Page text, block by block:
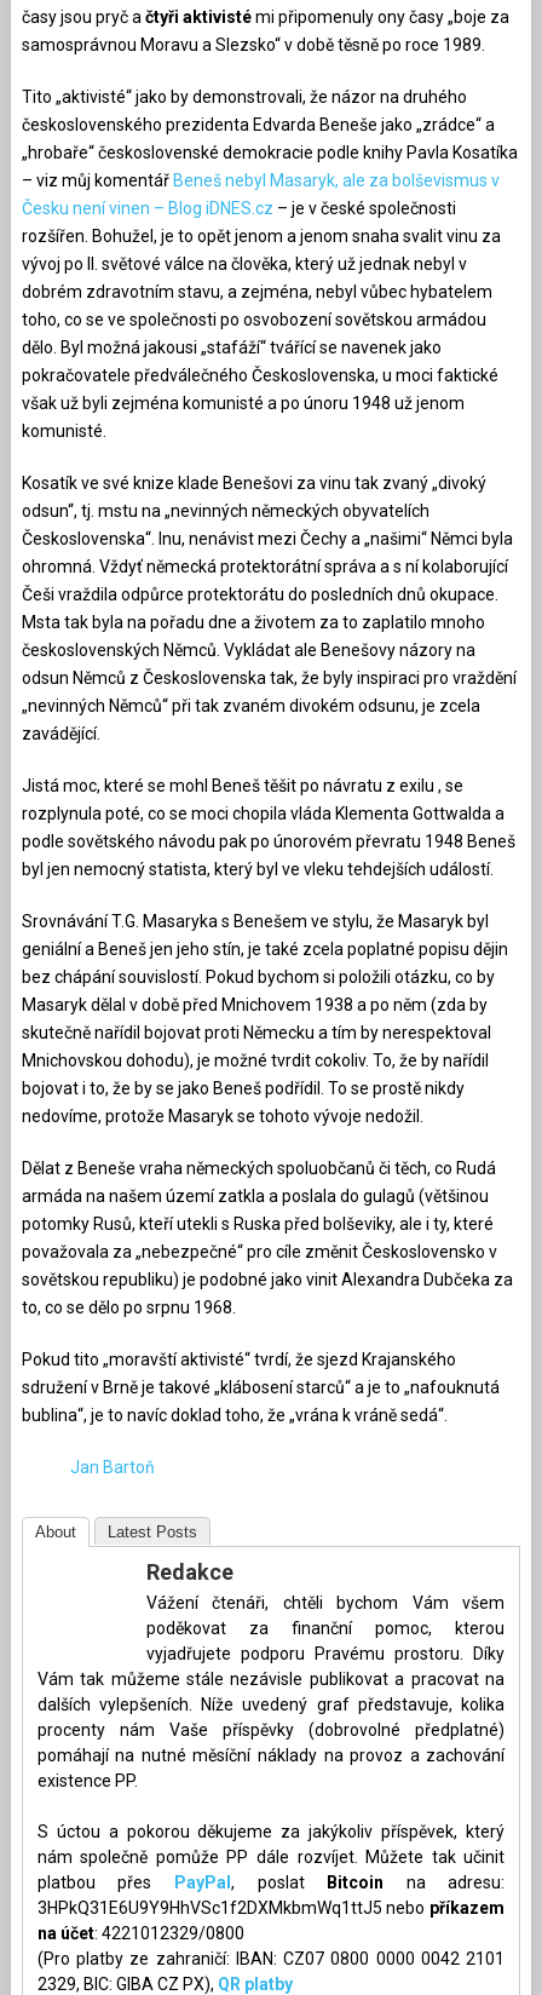
časy jsou pryč a čtyři aktivistémi připomenuly ony časy „boje za
samosprávnou Moravu a Slezsko“ v době těsně po roce 1989.
Tito „aktivisté“ jako by demonstrovali, že názor na druhého
československého prezidenta Edvarda Beneše jako „zrádce“ a
„hrobaře“ československé demokracie podle knihy Pavla Kosatíka
– viz můj komentář Beneš nebyl Masaryk, ale za bolševismus v
Česku není vinen – Blog iDNES.cz – je v české společnosti
rozšířen. Bohužel, je to opět jenom a jenom snaha svalit vinu za
vývoj po II. světové válce na člověka, který už jednak nebyl v
dobrém zdravotním stavu, a zejména, nebyl vůbec hybatelem
toho, co se ve společnosti po osvobození sovětskou armádou
dělo. Byl možná jakousi „stafáží“ tvářící se navenek jako
pokračovatele předválečného Československa, u moci faktické
však už byli zejména komunisté a po únoru 1948 už jenom
komunisté.
Kosatík ve své knize klade Benešovi za vinu tak zvaný „divoký
odsun“, tj. mstu na „nevinných německých obyvatelích
Československa“. Inu, nenávist mezi Čechy a „našimi“ Němci byla
ohromná. Vždyť německá protektorátní správa a s ní kolaborující
Češi vraždila odpůrce protektorátu do posledních dnů okupace.
Msta tak byla na pořadu dne a životem za to zaplatilo mnoho
československých Němců. Vykládat ale Benešovy názory na
odsun Němců z Československa tak, že byly inspiraci pro vraždění
„nevinných Němců“ při tak zvaném divokém odsunu, je zcela
zavádějící.
Jistá moc, které se mohl Beneš těšit po návratu z exilu , se
rozplynula poté, co se moci chopila vláda Klementa Gottwalda a
podle sovětského návodu pak po únorovém převratu 1948 Beneš
byl jen nemocný statista, který byl ve vleku tehdejších událostí.
Srovnávání T.G. Masaryka s Benešem ve stylu, že Masaryk byl
geniální a Beneš jen jeho stín, je také zcela poplatné popisu dějin
bez chápání souvislostí. Pokud bychom si položili otázku, co by
Masaryk dělal v době před Mnichovem 1938 a po něm (zda by
skutečně nařídil bojovat proti Německu a tím by nerespektoval
Mnichovskou dohodu), je možné tvrdit cokoliv. To, že by nařídil
bojovat i to, že by se jako Beneš podřídil. To se prostě nikdy
nedovíme, protože Masaryk se tohoto vývoje nedožil.
Dělat z Beneše vraha německých spoluobčanů či těch, co Rudá
armáda na našem území zatkla a poslala do gulagů (většinou
potomky Rusů, kteří utekli s Ruska před bolševiky, ale i ty, které
považovala za „nebezpečné“ pro cíle změnit Československo v
sovětskou republiku) je podobné jako vinit Alexandra Dubčeka za
to, co se dělo po srpnu 1968.
Pokud tito „moravští aktivisté“ tvrdí, že sjezd Krajanského
sdružení v Brně je takové „klábosení starců“ a je to „nafouknutá
bublina“, je to navíc doklad toho, že „vrána k vráně sedá“.
Jan Bartoň
About Latest Posts
Redakce
Vážení čtenáři, chtěli bychom Vám všem
poděkovat za finanční pomoc, kterou
vyjadřujete podporu Pravému prostoru. Díky
Vám tak můžeme stále nezávisle publikovat a pracovat na
dalších vylepšeních. Níže uvedený graf představuje, kolika
procenty nám Vaše příspěvky (dobrovolné předplatné)
pomáhají na nutné měsíční náklady na provoz a zachování
existence PP.
S úctou a pokorou děkujeme za jakýkoliv příspěvek, který
nám společně pomůže PP dále rozvíjet. Můžete tak učinit
platbou přes
PayPal , poslat Bitcoin na adresu:
3HPkQ31E6U9Y9HhVSc1f2DXMkbmWq1ttJ5 nebo příkazem
na účet: 4221012329/0800
(Pro platby ze zahraničí: IBAN: CZ07 0800 0000 0042 2101
2329, BIC: GIBA CZ PX), QR platby